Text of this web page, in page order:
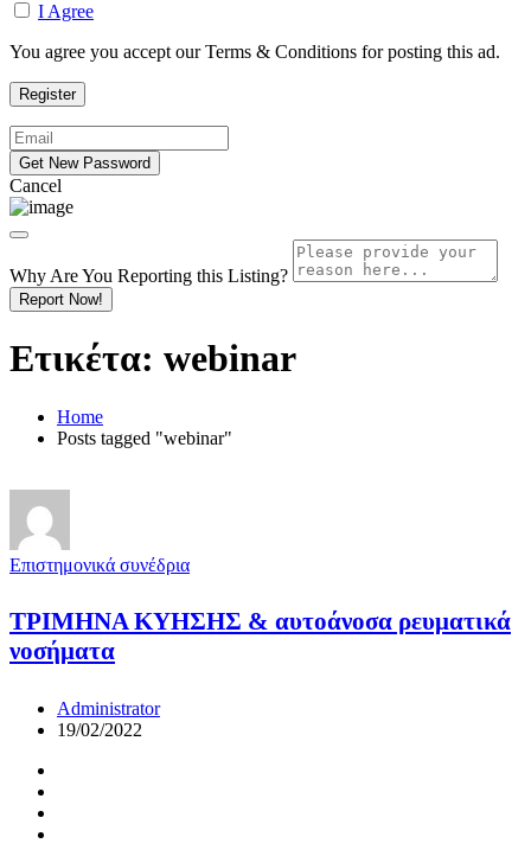
I Agree
You agree you accept our Terms & Conditions for posting this ad.
Cancel
Why Are You Reporting this Listing?
Report Now!
Ετικέτα: webinar
Home
Posts tagged "webinar"
Επιστημονικά συνέδρια
ΤΡΙΜΗΝΑ ΚΥΗΣΗΣ & αυτοάνοσα ρευματικά
νοσήματα
Administrator
19/02/2022